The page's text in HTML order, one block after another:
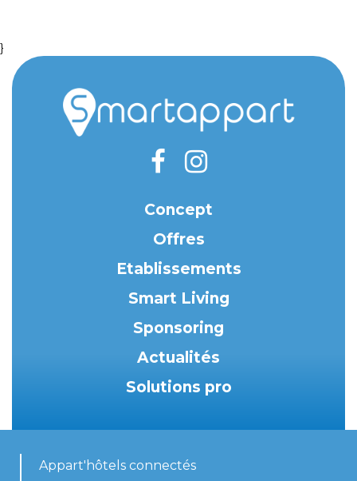
}
Concept
Offres
Etablissements
Smart Living
Sponsoring
Actualités
Solutions pro
Appart'hôtels connectés